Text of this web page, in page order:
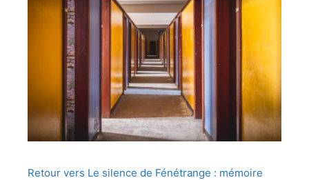
Retour vers Le silence de Fénétrange : mémoire